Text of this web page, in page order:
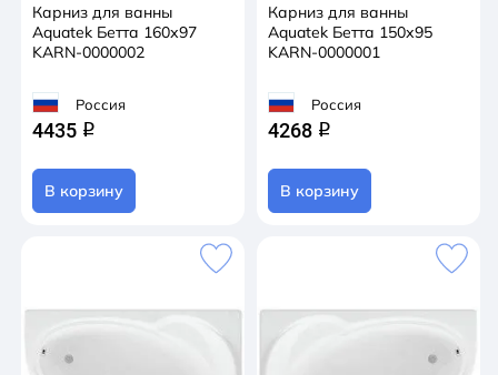
Карниз для ванны
Aquatek Бетта 160х97
KARN-0000002
Россия
4435 q
В корзину
Карниз для ванны
Aquatek Бетта 150х95
KARN-0000001
Россия
4268 q
В корзину